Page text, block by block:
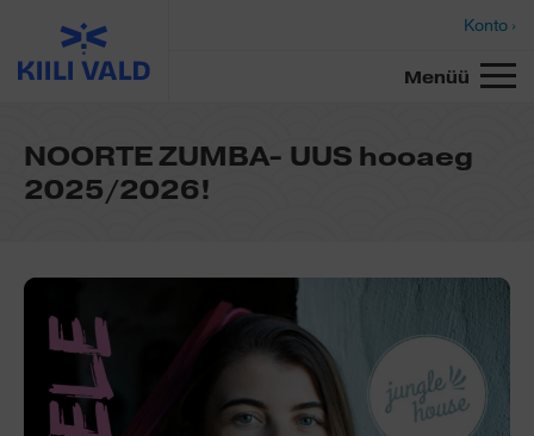
Konto ›
Menüü
NOORTE ZUMBA- UUS hooaeg
2025/2026!